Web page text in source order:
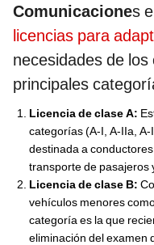
Comunicaciones
licencias para
necesidades de
principales
Licencia de clase A:
categorías (A-I, A-IIa, A-
destinada a
transporte de pasajeros
Licencia de clase B:
vehículos menores
categoría es la que
eliminación del examen